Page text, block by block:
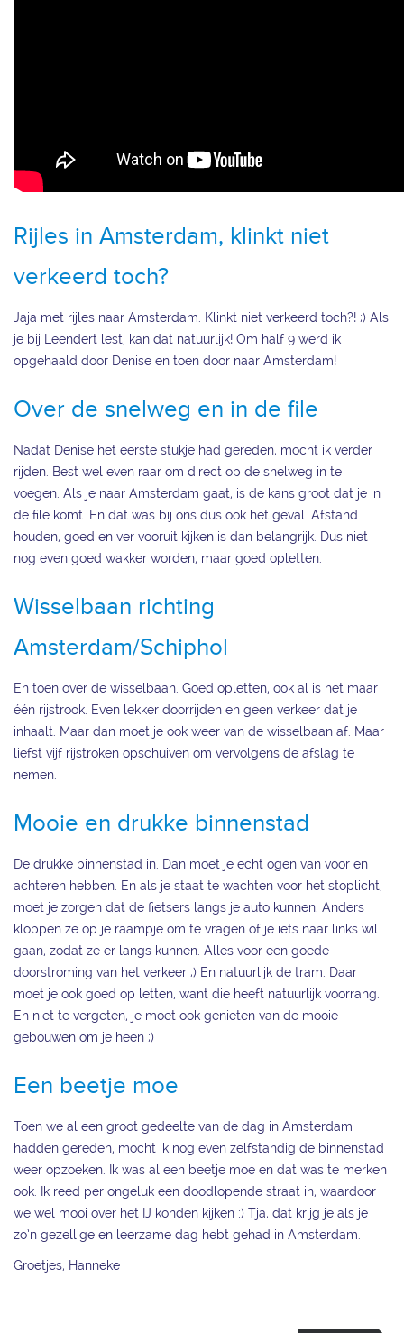
Rijles in Amsterdam, klinkt niet
verkeerd toch?
Jaja met rijles naar Amsterdam. Klinkt niet verkeerd toch?! ;) Als
je bij Leendert lest, kan dat natuurlijk! Om half 9 werd ik
opgehaald door Denise en toen door naar Amsterdam!
Over de snelweg en in de file
Nadat Denise het eerste stukje had gereden, mocht ik verder
rijden. Best wel even raar om direct op de snelweg in te
voegen. Als je naar Amsterdam gaat, is de kans groot dat je in
de file komt. En dat was bij ons dus ook het geval. Afstand
houden, goed en ver vooruit kijken is dan belangrijk. Dus niet
nog even goed wakker worden, maar goed opletten.
Wisselbaan richting
Amsterdam/Schiphol
En toen over de wisselbaan. Goed opletten, ook al is het maar
één rijstrook. Even lekker doorrijden en geen verkeer dat je
inhaalt. Maar dan moet je ook weer van de wisselbaan af. Maar
liefst vijf rijstroken opschuiven om vervolgens de afslag te
nemen.
Mooie en drukke binnenstad
De drukke binnenstad in. Dan moet je echt ogen van voor en
achteren hebben. En als je staat te wachten voor het stoplicht,
moet je zorgen dat de fietsers langs je auto kunnen. Anders
kloppen ze op je raampje om te vragen of je iets naar links wil
gaan, zodat ze er langs kunnen. Alles voor een goede
doorstroming van het verkeer ;) En natuurlijk de tram. Daar
moet je ook goed op letten, want die heeft natuurlijk voorrang.
En niet te vergeten, je moet ook genieten van de mooie
gebouwen om je heen ;)
Een beetje moe
Toen we al een groot gedeelte van de dag in Amsterdam
hadden gereden, mocht ik nog even zelfstandig de binnenstad
weer opzoeken. Ik was al een beetje moe en dat was te merken
ook. Ik reed per ongeluk een doodlopende straat in, waardoor
we wel mooi over het IJ konden kijken :) Tja, dat krijg je als je
zo’n gezellige en leerzame dag hebt gehad in Amsterdam.
Groetjes, Hanneke